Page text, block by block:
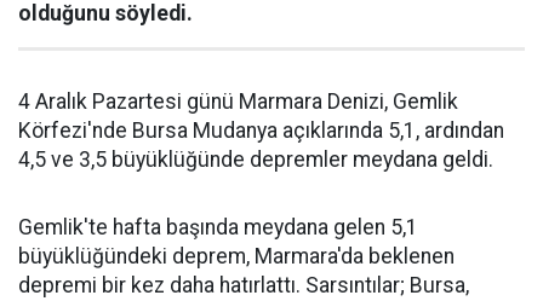
olduğunu söyledi.
4 Aralık Pazartesi günü Marmara Denizi, Gemlik
Körfezi'nde Bursa Mudanya açıklarında 5,1, ardından
4,5 ve 3,5 büyüklüğünde depremler meydana geldi.
Gemlik'te hafta başında meydana gelen 5,1
büyüklüğündeki deprem, Marmara'da beklenen
depremi bir kez daha hatırlattı. Sarsıntılar; Bursa,